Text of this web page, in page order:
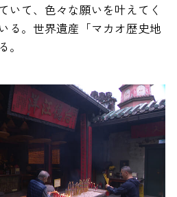
いて、色々な願いを叶えてく
る。世界遺産「マカオ歴史地